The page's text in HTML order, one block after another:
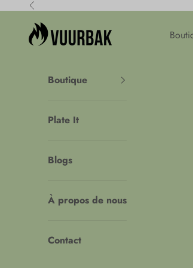
Passer au contenu
Précédent
Vuurbak
Boutique
Plate It
Blogs
À propos de nous
Contact